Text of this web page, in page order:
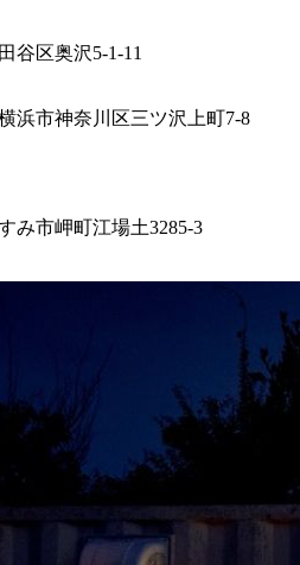
谷区奥沢5-1-11
浜市神奈川区三ツ沢上町7-8
み市岬町江場土3285-3